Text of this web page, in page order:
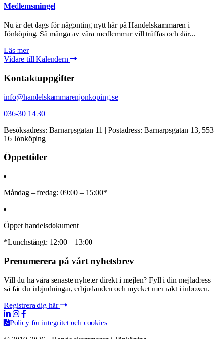
Medlemsmingel
Nu är det dags för någonting nytt här på Handelskammaren i
Jönköping. Så många av våra medlemmar vill träffas och där...
Läs mer
Vidare till Kalendern
Kontaktuppgifter
info@handelskammarenjonkoping.se
036-30 14 30
Besöksadress: Barnarpsgatan 11 | Postadress: Barnarpsgatan 13, 553
16 Jönköping
Öppettider
Måndag – fredag: 09:00 – 15:00*
Öppet handelsdokument
*Lunchstängt: 12:00 – 13:00
Prenumerera på vårt nyhetsbrev
Vill du ha våra senaste nyheter direkt i mejlen? Fyll i din mejladress
så får du inbjudningar, erbjudanden och mycket mer rakt i inboxen.
Registrera dig här
Policy för integritet och cookies